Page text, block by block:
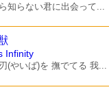
知らない君に出会って...
Infinity
(やいば)を 撫でてる 我...